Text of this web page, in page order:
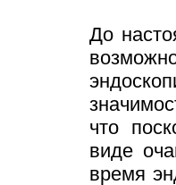
До
что
виде
время